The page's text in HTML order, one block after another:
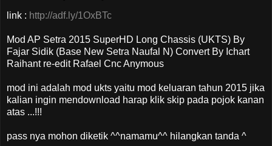
link : http://adf.ly/1OxBTc
Mod AP Setra 2015 SuperHD Long Chassis (UKTS) By
Fajar Sidik (Base New Setra Naufal N) Convert By Ichart
Raihant re-edit Rafael Cnc Anymous
mod ini adalah mod ukts yaitu mod keluaran tahun 2015 jika
kalian ingin mendownload harap klik skip pada pojok kanan
atas ...!!!
pass nya mohon diketik ^^namamu^^ hilangkan tanda ^